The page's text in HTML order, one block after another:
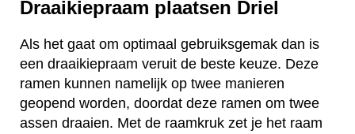
Draaikiepraam plaatsen Driel
Als het gaat om optimaal gebruiksgemak dan is
een draaikiepraam veruit de beste keuze. Deze
ramen kunnen namelijk op twee manieren
geopend worden, doordat deze ramen om twee
assen draaien. Met de raamkruk zet je het raam